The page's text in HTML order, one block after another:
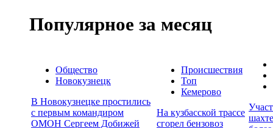
Популярное за месяц
Общество
Новокузнецк
В Новокузнецке простились
с первым командиром
ОМОН Сергеем Добижей
Происшествия
Топ
Кемерово
На кузбасской трассе
сгорел бензовоз